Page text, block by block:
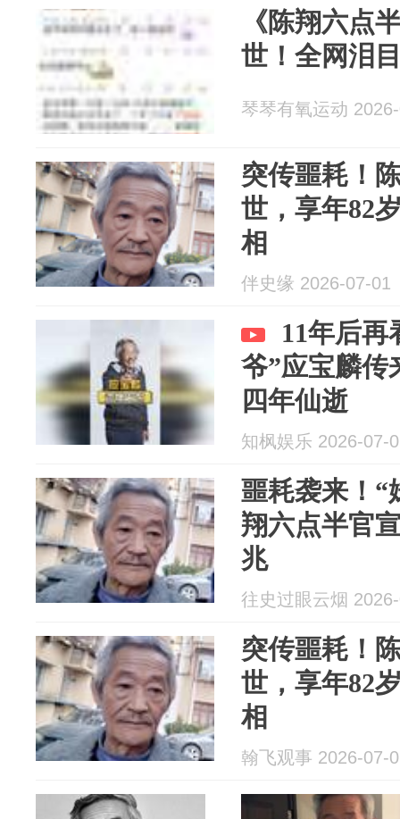
《陈翔六点
世！全网泪
琴琴有氧运动
突传噩耗！
世，享年82
相
伴史缘 2026-07-01
11年后再
爷”应宝麟传
四年仙逝
知枫娱乐 2026-07-
噩耗袭来！“
翔六点半官
兆
往史过眼云烟
突传噩耗！
世，享年82
相
翰飞观事 2026-07-